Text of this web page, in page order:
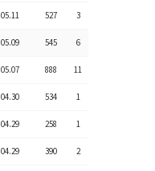
05.11 527 3
05.09 545 6
05.07 888 11
04.30 534 1
04.29 258 1
04.29 390 2